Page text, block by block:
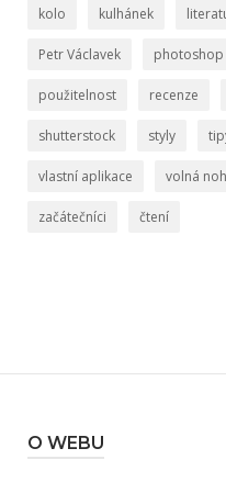
kolo kulhánek
Petr Václavek photoshop
použitelnost recenze
shutterstock styly
vlastní aplikace volná
začátečníci čtení
O WEBU